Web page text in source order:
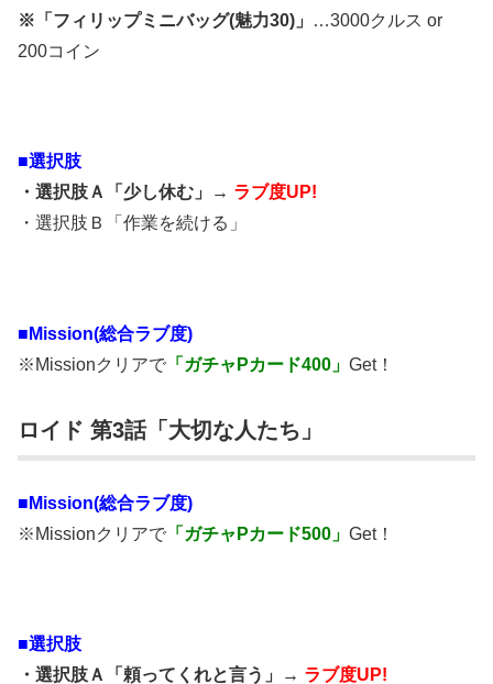
※「フィリップミニバッグ(魅力30)」
…3000クルス or
200コイン
■選択肢
・選択肢Ａ「少し休む」→ ラブ度UP!
・選択肢Ｂ「作業を続ける」
■Mission(総合ラブ度)
※Missionクリアで 「ガチャPカード400」 Get！
ロイド 第3話「大切な人たち」
■Mission(総合ラブ度)
※Missionクリアで 「ガチャPカード500」 Get！
■選択肢
・選択肢Ａ「頼ってくれと言う」→ ラブ度UP!